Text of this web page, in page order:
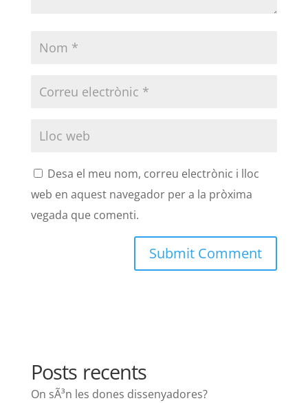
Desa el meu nom, correu electrònic i lloc
web en aquest navegador per a la pròxima
vegada que comenti.
Posts recents
On sÃ³n les dones dissenyadores?